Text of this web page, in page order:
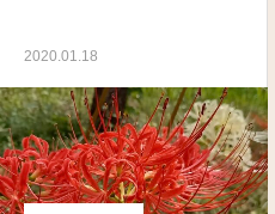
2020.01.18